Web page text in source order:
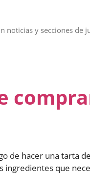
noticias y secciones de
de hacer una tarta
ingredientes que